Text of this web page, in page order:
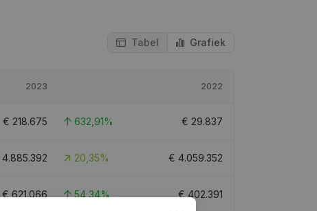
Tabel Grafiek
2023 2022
€ 218.675 632,91% € 29.837
4.885.392 20,35% € 4.059.352
€ 621.066 54,34% € 402.391